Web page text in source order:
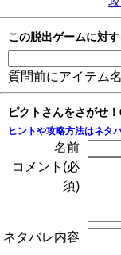
この脱出ゲームに対
質問前にアイテム
ピクトさんをさがせ
ヒントや攻略方法はネタ
名前
コメント(必
須)
ネタバレ内容